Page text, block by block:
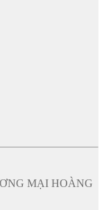
MẠI HOÀNG